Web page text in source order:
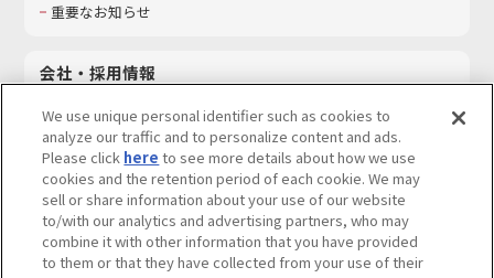
重要なお知らせ
会社・採用情報
採用情報
サステナビリティ
お問い合わせ
We use unique personal identifier such as cookies to
analyze our traffic and to personalize content and ads.
Please click here to see more details about how we use
cookies and the retention period of each cookie. We may
sell or share information about your use of our website
to/with our analytics and advertising partners, who may
combine it with other information that you have provided
to them or that they have collected from your use of their